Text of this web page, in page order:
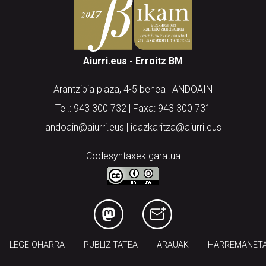
Aiurri.eus - Erroitz BM
Arantzibia plaza, 4-5 behea | ANDOAIN
Tel.: 943 300 732 | Faxa: 943 300 731
andoain@aiurri.eus | idazkaritza@aiurri.eus
Codesyntaxek garatua
LEGE OHARRA PUBLIZITATEA ARAUAK